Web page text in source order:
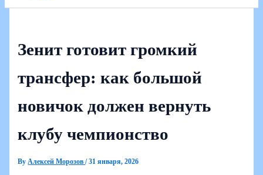
Зенит готовит громкий
трансфер: как большой
новичок должен вернуть
клубу чемпионство
ByАлексей Морозов/31 января, 2026